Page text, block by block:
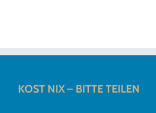
KOST NIX – BITTE TEILEN